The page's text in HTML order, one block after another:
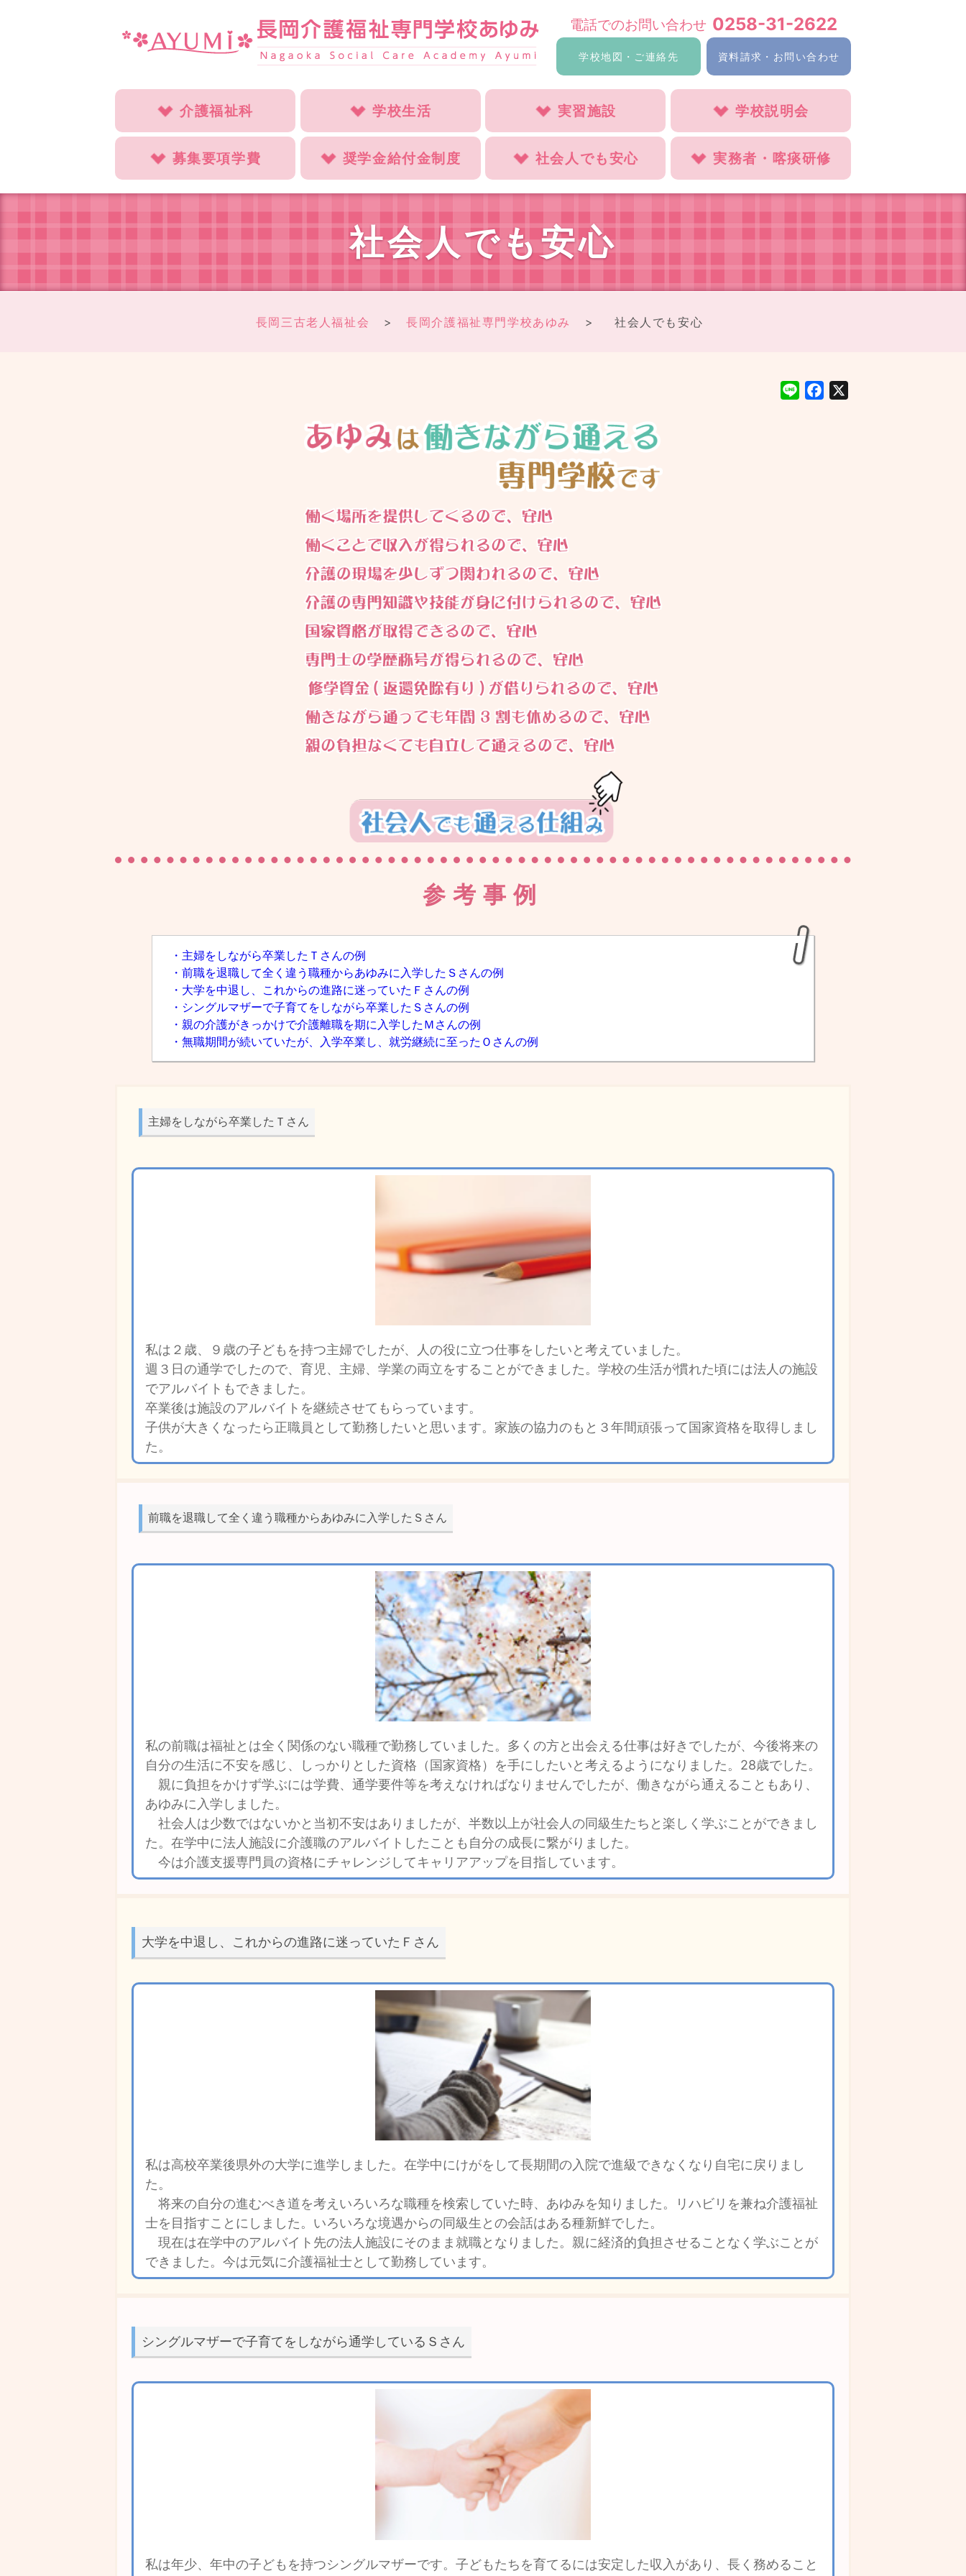
電話でのお問い合わせ 0258-31-2622
学校地図・ご連絡先 資料請求・お問い合わせ
介護福祉科 学校生活 実習施設 学校説明会
募集要項学費 奨学金給付金制度 社会人でも安心 実務者・喀痰研修
社会人でも安心
長岡三古老人福祉会 長岡介護福祉専門学校あゆみ 社会人でも安心
参考事例
・主婦をしながら卒業したＴさんの例
・前職を退職して全く違う職種からあゆみに入学したＳさんの例
・大学を中退し、これからの進路に迷っていたＦさんの例
・シングルマザーで子育てをしながら卒業したＳさんの例
・親の介護がきっかけで介護離職を期に入学したＭさんの例
・無職期間が続いていたが、入学卒業し、就労継続に至ったＯさんの例
主婦をしながら卒業したＴさん
私は２歳、９歳の子どもを持つ主婦でしたが、人の役に立つ仕事をしたいと考えていました。
週３日の通学でしたので、育児、主婦、学業の両立をすることができました。学校の生活が慣れた頃には法人の施設
でアルバイトもできました。
卒業後は施設のアルバイトを継続させてもらっています。
子供が大きくなったら正職員として勤務したいと思います。家族の協力のもと３年間頑張って国家資格を取得しまし
た。
前職を退職して全く違う職種からあゆみに入学したＳさん
私の前職は福祉とは全く関係のない職種で勤務していました。多くの方と出会える仕事は好きでしたが、今後将来の
自分の生活に不安を感じ、しっかりとした資格（国家資格）を手にしたいと考えるようになりました。28歳でした。
親に負担をかけず学ぶには学費、通学要件等を考えなければなりませんでしたが、働きながら通えることもあり、
あゆみに入学しました。
社会人は少数ではないかと当初不安はありましたが、半数以上が社会人の同級生たちと楽しく学ぶことができまし
た。在学中に法人施設に介護職のアルバイトしたことも自分の成長に繋がりました。
今は介護支援専門員の資格にチャレンジしてキャリアアップを目指しています。
大学を中退し、これからの進路に迷っていたＦさん
私は高校卒業後県外の大学に進学しました。在学中にけがをして長期間の入院で進級できなくなり自宅に戻りまし
た。
将来の自分の進むべき道を考えいろいろな職種を検索していた時、あゆみを知りました。リハビリを兼ね介護福祉
士を目指すことにしました。いろいろな境遇からの同級生との会話はある種新鮮でした。
現在は在学中のアルバイト先の法人施設にそのまま就職となりました。親に経済的負担させることなく学ぶことが
できました。今は元気に介護福祉士として勤務しています。
シングルマザーで子育てをしながら通学しているＳさん
私は年少、年中の子どもを持つシングルマザーです。子どもたちを育てるには安定した収入があり、長く務めること